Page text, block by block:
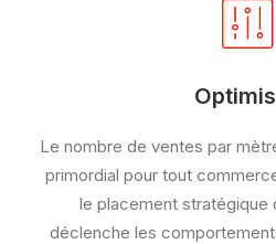
Le nombre de ventes par
primordial pour tout
le placement stratégique
déclenche les